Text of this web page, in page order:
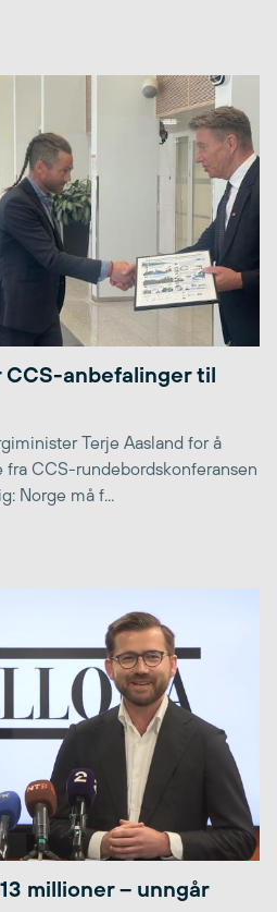
anbefalinger til
Terje Aasland for å
CCS-rundebordskonferansen
Norge må f...
millioner – unngår